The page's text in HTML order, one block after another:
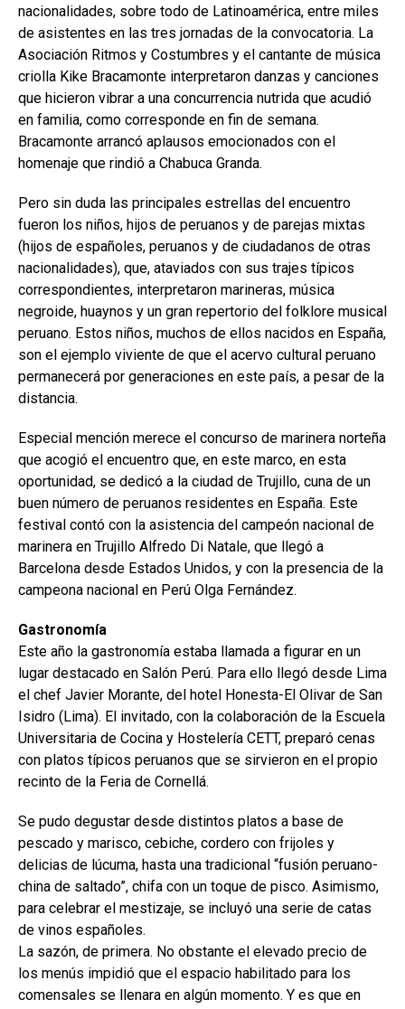
nacionalidades, sobre todo de Latinoamérica, entre miles
de asistentes en las tres jornadas de la convocatoria. La
Asociación Ritmos y Costumbres y el cantante de música
criolla Kike Bracamonte interpretaron danzas y canciones
que hicieron vibrar a una concurrencia nutrida que acudió
en familia, como corresponde en fin de semana.
Bracamonte arrancó aplausos emocionados con el
homenaje que rindió a Chabuca Granda.
Pero sin duda las principales estrellas del encuentro
fueron los niños, hijos de peruanos y de parejas mixtas
(hijos de españoles, peruanos y de ciudadanos de otras
nacionalidades), que, ataviados con sus trajes típicos
correspondientes, interpretaron marineras, música
negroide, huaynos y un gran repertorio del folklore musical
peruano. Estos niños, muchos de ellos nacidos en España,
son el ejemplo viviente de que el acervo cultural peruano
permanecerá por generaciones en este país, a pesar de la
distancia.
Especial mención merece el concurso de marinera norteña
que acogió el encuentro que, en este marco, en esta
oportunidad, se dedicó a la ciudad de Trujillo, cuna de un
buen número de peruanos residentes en España. Este
festival contó con la asistencia del campeón nacional de
marinera en Trujillo Alfredo Di Natale, que llegó a
Barcelona desde Estados Unidos, y con la presencia de la
campeona nacional en Perú Olga Fernández.
Gastronomía
Este año la gastronomía estaba llamada a figurar en un
lugar destacado en Salón Perú. Para ello llegó desde Lima
el chef Javier Morante, del hotel Honesta-El Olivar de San
Isidro (Lima). El invitado, con la colaboración de la Escuela
Universitaria de Cocina y Hostelería CETT, preparó cenas
con platos típicos peruanos que se sirvieron en el propio
recinto de la Feria de Cornellá.
Se pudo degustar desde distintos platos a base de
pescado y marisco, cebiche, cordero con frijoles y
delicias de lúcuma, hasta una tradicional “fusión peruano-
china de saltado”, chifa con un toque de pisco. Asimismo,
para celebrar el mestizaje, se incluyó una serie de catas
de vinos españoles.
La sazón, de primera. No obstante el elevado precio de
los menús impidió que el espacio habilitado para los
comensales se llenara en algún momento. Y es que en